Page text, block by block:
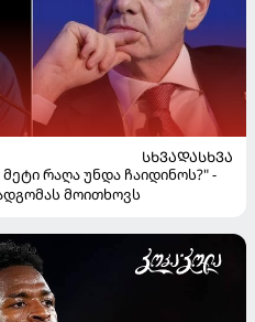
ᲡᲮᲕᲐᲓᲐᲡᲮᲕᲐ
რაღა უნდა ჩაიდინოს?" -
მოითხოვს